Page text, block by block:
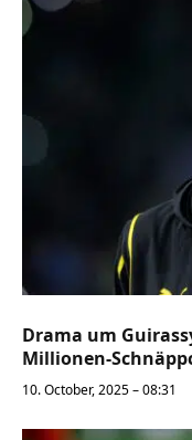
Drama um
Millionen-
10. October, 2025 – 08:31